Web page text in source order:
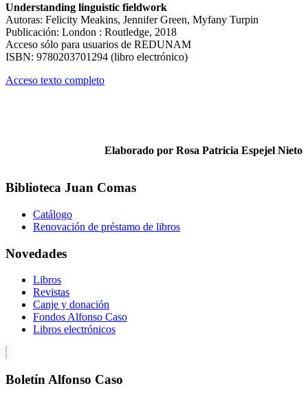
Understanding linguistic fieldwork
Autoras: Felicity Meakins, Jennifer Green, Myfany Turpin
Publicación: London : Routledge, 2018
Acceso sólo para usuarios de REDUNAM
ISBN: 9780203701294 (libro electrónico)
Acceso texto completo
Elaborado por Rosa Patricia Espejel Nieto
Biblioteca Juan Comas
Catálogo
Renovación de préstamo de libros
Novedades
Libros
Revistas
Canje y donación
Fondos Alfonso Caso
Libros electrónicos
Boletín Alfonso Caso